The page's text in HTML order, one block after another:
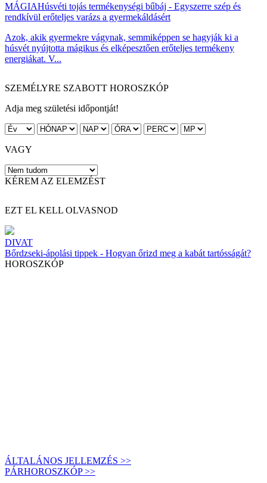
MÁGIAHúsvéti tojás termékenységi bűbáj - Egyszerre szép és
rendkívül erőteljes varázs a gyermekáldásért
Azok, akik gyermekre vágynak, semmiképpen se hagyják ki a
húsvét nyújtotta mágikus és elképesztően erőteljes termékeny
energiákat. V...
SZEMÉLYRE SZABOTT HOROSZKÓP
Adja meg születési időpontját!
VAGY
KÉREM AZ ELEMZÉST
EZT EL KELL OLVASNOD
DIVAT
Bőrdzseki-ápolási tippek - Hogyan őrizd meg a kabát tartósságát?
HOROSZKÓP
ÁLTALÁNOS JELLEMZÉS >>
PÁRHOROSZKÓP >>